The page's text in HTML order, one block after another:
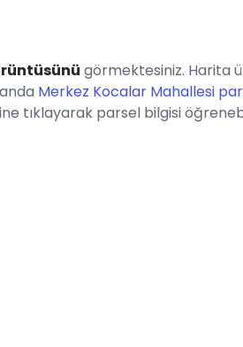
görmektesiniz. Harita
Merkez Kocalar Mahallesi
tıklayarak parsel bilgisi